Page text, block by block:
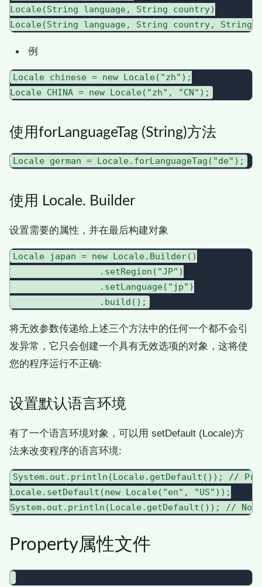
Locale(String language, String country)
例
Locale chinese = new Locale("zh");
使用forLanguageTag (String)方法
使用 Locale. Builder
设置需要的属性，并在最后构建对象
Locale japan = new Locale.Builder()
                 .setRegion("JP")
                 .setLanguage("jp")
将无效参数传递给上述三个方法中的任何一个都不会引
发异常，它只会创建一个具有无效选项的对象，这将使
您的程序运行不正确:
设置默认语言环境
有了一个语言环境对象，可以用 setDefault (Locale)方
法来改变程序的语言环境:
System.out.println(Locale.getDefault()); //
Locale.setDefault(new Locale("en", "US"));
Property属性文件